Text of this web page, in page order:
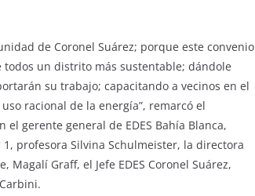
de Coronel Suárez; porque este convenio
un distrito más sustentable; dándole
su trabajo; capacitando a vecinos en el
racional de la energía”, remarcó el
gerente general de EDES Bahía Blanca,
profesora Silvina Schulmeister, la directora
Graff, el Jefe EDES Coronel Suárez,